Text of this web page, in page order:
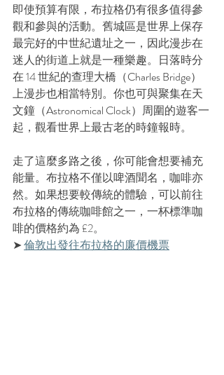
即使預算有限，布拉格仍有很多值得參
觀和參與的活動。舊城區是世界上保存
最完好的中世紀遺址之一，因此漫步在
迷人的街道上就是一種樂趣。日落時分
在 14 世紀的查理大橋（Charles Bridge）
上漫步也相當特別。你也可與聚集在天
文鐘（Astronomical Clock）周圍的遊客一
起，觀看世界上最古老的時鐘報時。
走了這麼多路之後，你可能會想要補充
能量。布拉格不僅以啤酒聞名，咖啡亦
然。如果想要較傳統的體驗，可以前往
布拉格的傳統咖啡館之一，一杯標準咖
啡的價格約為 £2。
➤ 倫敦出發往布拉格的廉價機票